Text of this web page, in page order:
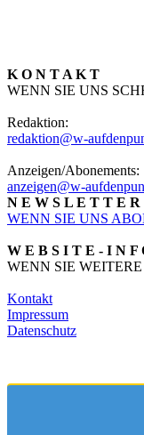
K O N T A K T
WENN SIE UNS
Redaktion:
redaktion@w-
Anzeigen/Abonements:
anzeigen@w-
N E W S L E T T E R
WENN SIE UNS
W E B S I T E - I N F
WENN SIE
Kontakt
Impressum
Datenschutz